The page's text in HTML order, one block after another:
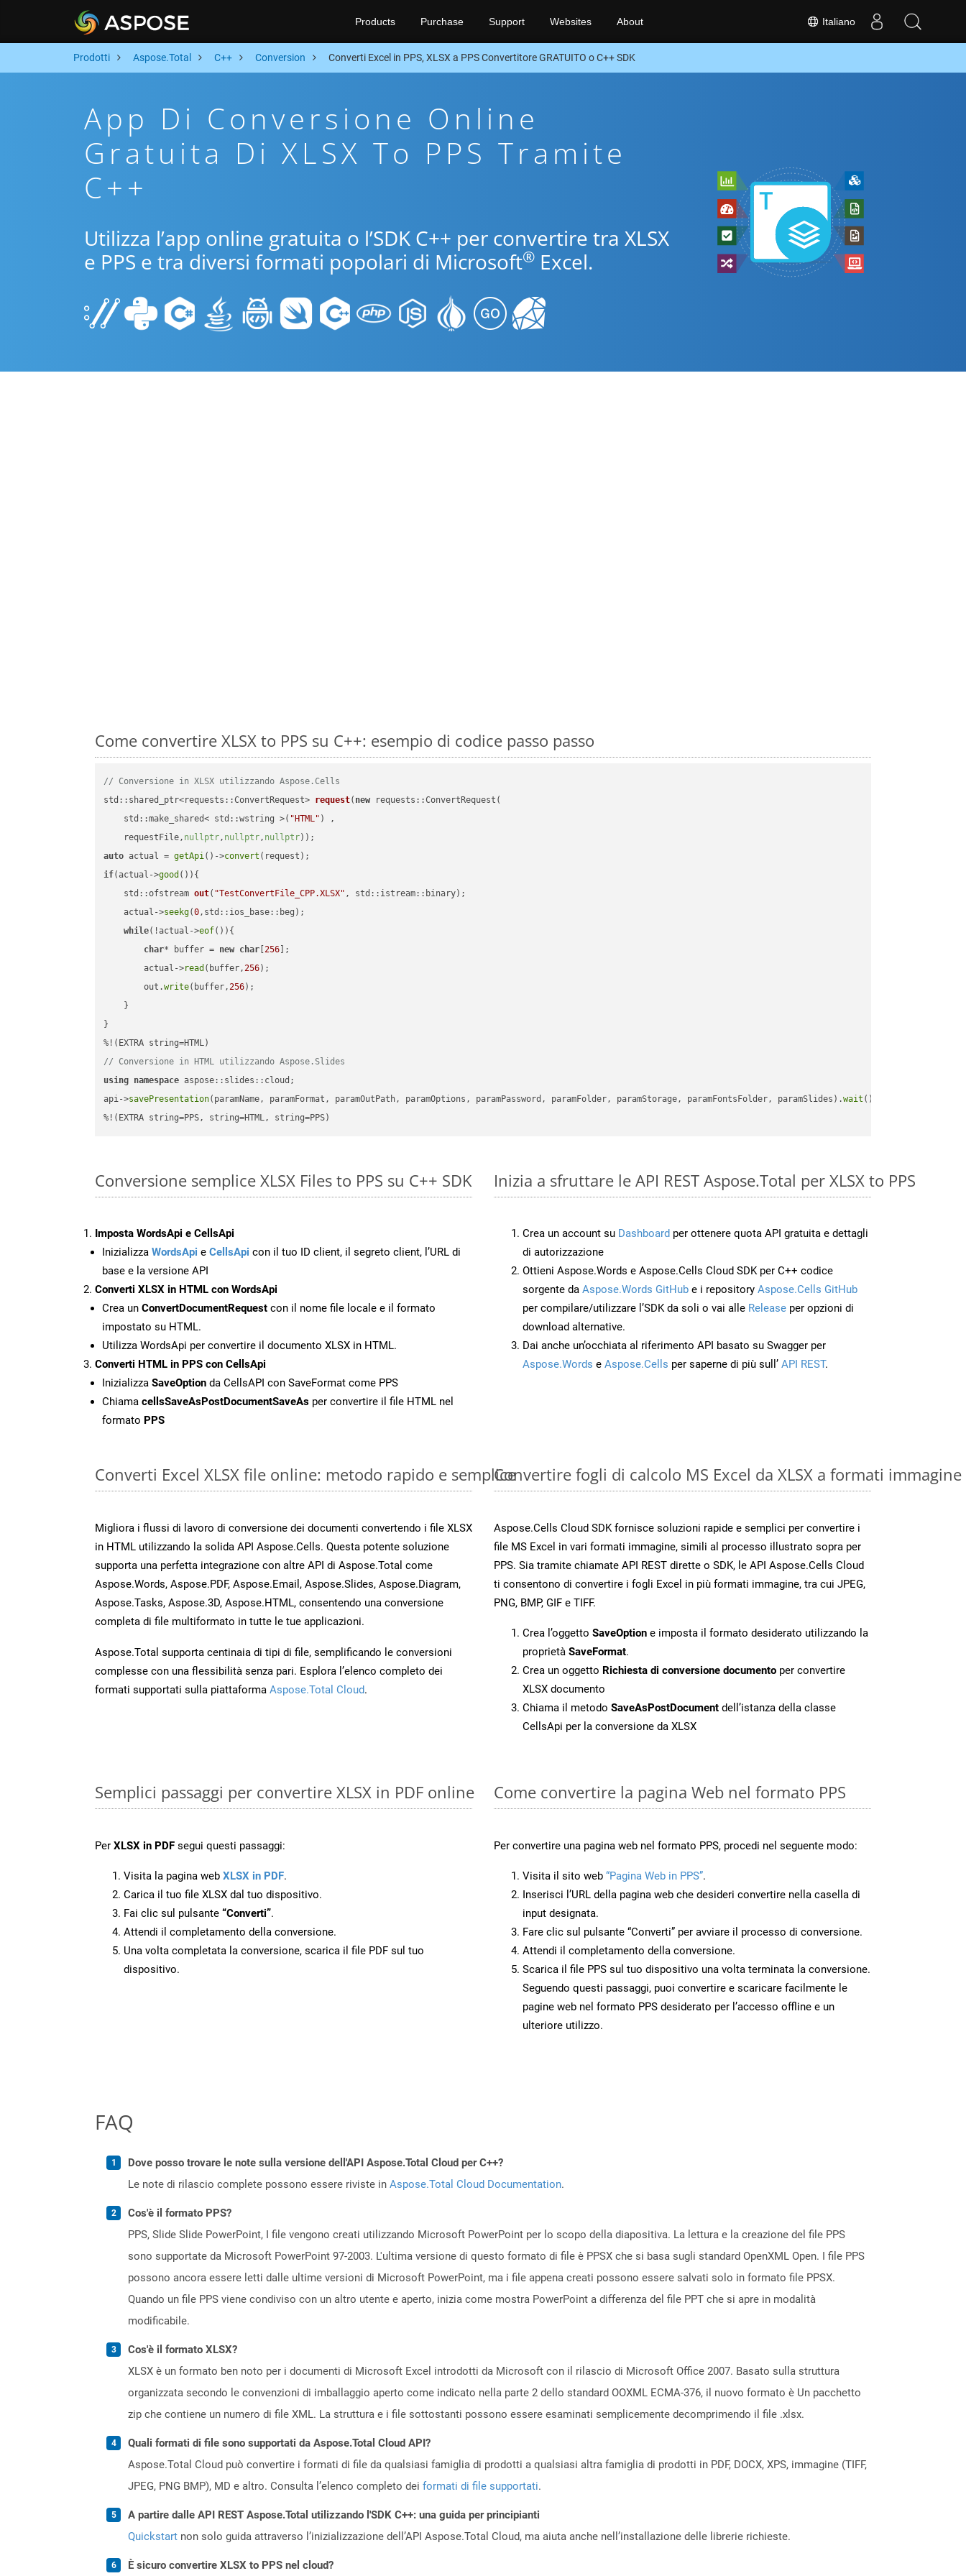
Italiano
Products Purchase Support Websites About
Prodotti Aspose.Total C++ Conversion Converti Excel in PPS, XLSX a PPS Convertitore GRATUITO o C++ SDK
App Di Conversione Online
Gratuita Di XLSX To PPS Tramite
C++
Utilizza l’app online gratuita o l’SDK C++ per convertire tra XLSX
e PPS e tra diversi formati popolari di Microsoft® Excel.
Come convertire XLSX to PPS su C++: esempio di codice passo passo
// Conversione in XLSX utilizzando Aspose.Cells
std::shared_ptr<requests::ConvertRequest> request( new requests::ConvertRequest(
    std::make_shared< std::wstring >(
"HTML" ) ,
    requestFile,
nullptr, nullptr, nullptr))
auto actual = getApi()->convert
if(actual->good ()){
std::ofstream out( "TestConvertFile_CPP.XLSX" , std::istream::binary) ;
    actual->
seekg(0,std::ios_base::beg);
while(!actual->eof()){
char* buffer = new char [256 ];
        actual->
read (buffer,256);
        out.
write(buffer,256);
    }
}
// Conversione in HTML utilizzando Aspose.Slides
using namespace aspose::slides::cloud;
api->savePresentation(paramName, paramFormat, paramOutPath, paramOptions, paramPassword, paramFolder, paramStorage, paramFontsFolder, paramSlides).wait ();
%!(EXTRA string=PPS, string=HTML, string=PPS)
Conversione semplice XLSX Files to PPS su C++ SDK
Imposta WordsApi e CellsApi
Inizializza WordsApi e CellsApi con il tuo ID client, il segreto client, l’URL di
base e la versione API
Converti XLSX in HTML con WordsApi
Crea un ConvertDocumentRequest con il nome file locale e il formato
impostato su HTML.
Utilizza WordsApi per convertire il documento XLSX in HTML.
Converti HTML in PPS con CellsApi
Inizializza SaveOption da CellsAPI con SaveFormat come PPS
Chiama cellsSaveAsPostDocumentSaveAs per convertire il file HTML nel
formato PPS
Inizia a sfruttare le API REST Aspose.Total per XLSX to PPS
Crea un account su Dashboard per ottenere quota API gratuita e dettagli
di autorizzazione
Ottieni Aspose.Words e Aspose.Cells Cloud SDK per C++ codice
sorgente da Aspose.Words GitHub e i repository Aspose.Cells GitHub
per compilare/utilizzare l’SDK da soli o vai alle Release per opzioni di
download alternative.
Dai anche un’occhiata al riferimento API basato su Swagger per
Aspose.Words e Aspose.Cells per saperne di più sull’ API REST.
Converti Excel XLSX file online: metodo rapido e semplice
Migliora i flussi di lavoro di conversione dei documenti convertendo i file XLSX
in HTML utilizzando la solida API Aspose.Cells. Questa potente soluzione
supporta una perfetta integrazione con altre API di Aspose.Total come
Aspose.Words, Aspose.PDF, Aspose.Email, Aspose.Slides, Aspose.Diagram,
Aspose.Tasks, Aspose.3D, Aspose.HTML, consentendo una conversione
completa di file multiformato in tutte le tue applicazioni.
Aspose.Total supporta centinaia di tipi di file, semplificando le conversioni
complesse con una flessibilità senza pari. Esplora l’elenco completo dei
formati supportati sulla piattaforma Aspose.Total Cloud.
Convertire fogli di calcolo MS Excel da XLSX a formati immagine
Aspose.Cells Cloud SDK fornisce soluzioni rapide e semplici per convertire i
file MS Excel in vari formati immagine, simili al processo illustrato sopra per
PPS. Sia tramite chiamate API REST dirette o SDK, le API Aspose.Cells Cloud
ti consentono di convertire i fogli Excel in più formati immagine, tra cui JPEG,
PNG, BMP, GIF e TIFF.
Crea l’oggetto SaveOption e imposta il formato desiderato utilizzando la
proprietà SaveFormat.
Crea un oggetto Richiesta di conversione documento per convertire
XLSX documento
Chiama il metodo SaveAsPostDocument dell’istanza della classe
CellsApi per la conversione da XLSX
Semplici passaggi per convertire XLSX in PDF online
Per XLSX in PDF segui questi passaggi:
Visita la pagina web XLSX in PDF.
Carica il tuo file XLSX dal tuo dispositivo.
Fai clic sul pulsante “Converti”.
Attendi il completamento della conversione.
Una volta completata la conversione, scarica il file PDF sul tuo
dispositivo.
Come convertire la pagina Web nel formato PPS
Per convertire una pagina web nel formato PPS, procedi nel seguente modo:
Visita il sito web “Pagina Web in PPS”.
Inserisci l’URL della pagina web che desideri convertire nella casella di
input designata.
Fare clic sul pulsante “Converti” per avviare il processo di conversione.
Attendi il completamento della conversione.
Scarica il file PPS sul tuo dispositivo una volta terminata la conversione.
Seguendo questi passaggi, puoi convertire e scaricare facilmente le
pagine web nel formato PPS desiderato per l’accesso offline e un
ulteriore utilizzo.
FAQ
Dove posso trovare le note sulla versione dell'API Aspose.Total Cloud per C++?
Le note di rilascio complete possono essere riviste in Aspose.Total Cloud Documentation.
Cos'è il formato PPS?
PPS, Slide Slide PowerPoint, I file vengono creati utilizzando Microsoft PowerPoint per lo scopo della diapositiva. La lettura e la creazione del file PPS
sono supportate da Microsoft PowerPoint 97-2003. L'ultima versione di questo formato di file è PPSX che si basa sugli standard OpenXML Open. I file PPS
possono ancora essere letti dalle ultime versioni di Microsoft PowerPoint, ma i file appena creati possono essere salvati solo in formato file PPSX.
Quando un file PPS viene condiviso con un altro utente e aperto, inizia come mostra PowerPoint a differenza del file PPT che si apre in modalità
modificabile.
Cos'è il formato XLSX?
XLSX è un formato ben noto per i documenti di Microsoft Excel introdotti da Microsoft con il rilascio di Microsoft Office 2007. Basato sulla struttura
organizzata secondo le convenzioni di imballaggio aperto come indicato nella parte 2 dello standard OOXML ECMA-376, il nuovo formato è Un pacchetto
zip che contiene un numero di file XML. La struttura e i file sottostanti possono essere esaminati semplicemente decomprimendo il file .xlsx.
Quali formati di file sono supportati da Aspose.Total Cloud API?
Aspose.Total Cloud può convertire i formati di file da qualsiasi famiglia di prodotti a qualsiasi altra famiglia di prodotti in PDF, DOCX, XPS, immagine (TIFF,
JPEG, PNG BMP), MD e altro. Consulta l’elenco completo dei formati di file supportati.
A partire dalle API REST Aspose.Total utilizzando l'SDK C++: una guida per principianti
Quickstart non solo guida attraverso l’inizializzazione dell’API Aspose.Total Cloud, ma aiuta anche nell’installazione delle librerie richieste.
È sicuro convertire XLSX to PPS nel cloud?